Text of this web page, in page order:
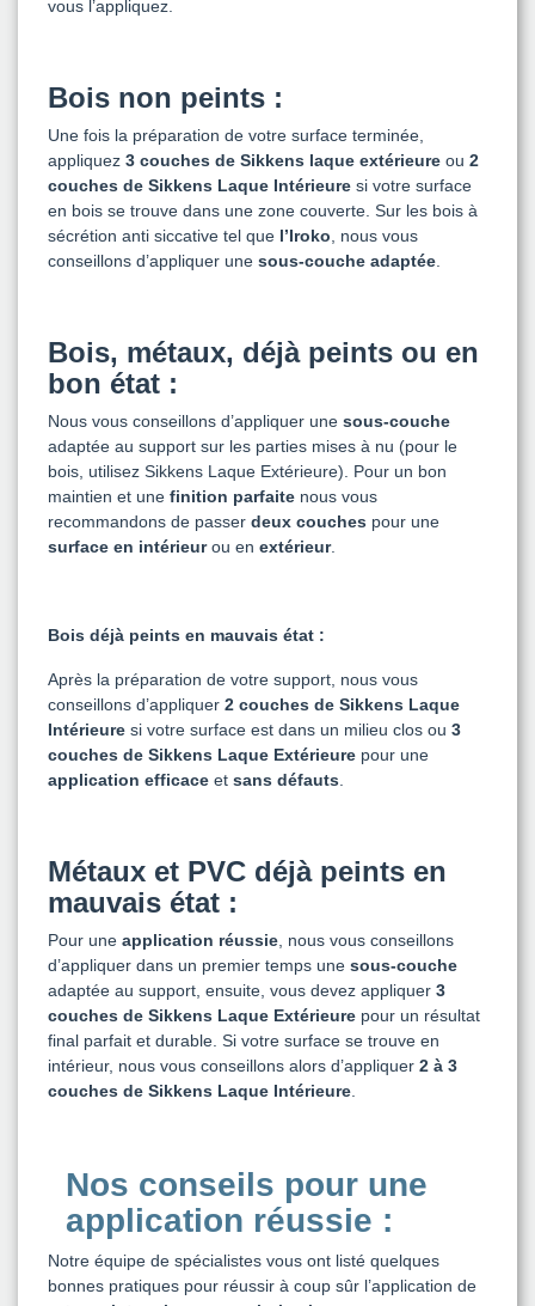
vous l’appliquez.
Bois non peints :
Une fois la préparation de votre surface terminée,
appliquez 3 couches de Sikkens laque extérieure ou 2
couches de Sikkens Laque Intérieure si votre surface
en bois se trouve dans une zone couverte. Sur les bois à
sécrétion anti siccative tel que l’Iroko , nous vous
conseillons d’appliquer une sous-couche adaptée
Bois, métaux, déjà peints ou en
bon état :
Nous vous conseillons d’appliquer une sous-couche
adaptée au support sur les parties mises à nu (pour le
bois, utilisez Sikkens Laque Extérieure). Pour un bon
maintien et une finition parfaite nous vous
recommandons de passer deux couches pour une
surface en intérieurou en extérieur.
Bois déjà peints en mauvais état :
Après la préparation de votre support, nous vous
conseillons d’appliquer 2 couches de Sikkens Laque
Intérieure si votre surface est dans un milieu clos ou 3
couches de Sikkens Laque Extérieure pour une
application efficace et sans défauts
Métaux et PVC déjà peints en
mauvais état :
Pour une application réussie , nous vous conseillons
d’appliquer dans un premier temps une sous-couche
adaptée au support, ensuite, vous devez appliquer 3
couches de Sikkens Laque Extérieure pour un résultat
final parfait et durable. Si votre surface se trouve en
intérieur, nous vous conseillons alors d’appliquer 2 à 3
couches de Sikkens Laque Intérieure
Nos conseils pour une
application réussie :
Notre équipe de spécialistes vous ont listé quelques
bonnes pratiques pour réussir à coup sûr l’application de